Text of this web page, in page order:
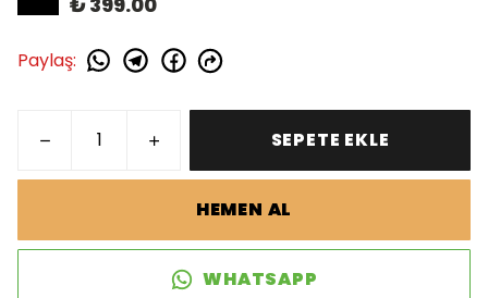
Paylaş:
SEPETE EKLE
HEMEN AL
WHATSAPP